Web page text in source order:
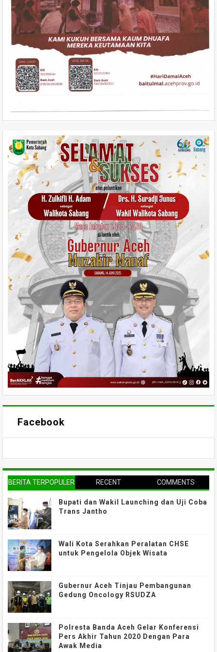
Facebook
BERITA TERPOPULER RECENT COMMENTS
Bupati dan Wakil Launching dan Uji Coba
Trans Jantho
Wali Kota Serahkan Peralatan CHSE
untuk Pengelola Objek Wisata
Gubernur Aceh Tinjau Pembangunan
Gedung Oncology RSUDZA
Polresta Banda Aceh Gelar Konferensi
Pers Akhir Tahun 2020 Dengan Para
Awak Media